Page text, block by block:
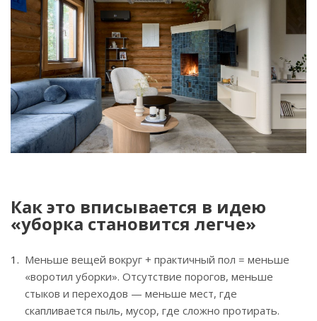
Как это вписывается в идею
«уборка становится легче»
Меньше вещей вокруг + практичный пол = меньше
«воротил уборки». Отсутствие порогов, меньше
стыков и переходов — меньше мест, где
скапливается пыль, мусор, где сложно протирать.